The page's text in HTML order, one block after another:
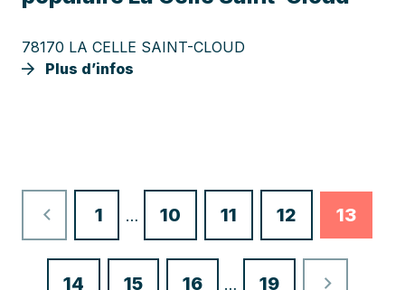
78170 LA CELLE SAINT-CLOUD
Plus d’infos
Page
précédente
1 … 10 11 12 13
14 15 16 … 19
Page